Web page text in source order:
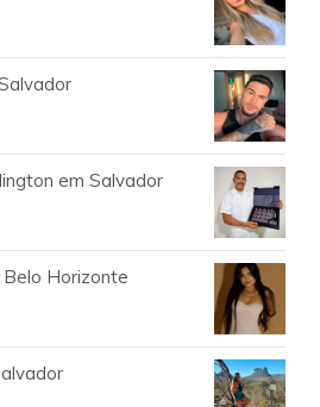
em Salvador
Horizonte